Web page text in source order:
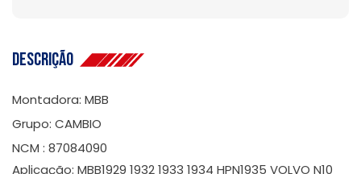
Descrição
Montadora: MBB
Grupo: CAMBIO
NCM : 87084090
Aplicação: MBB1929 1932 1933 1934 HPN1935 VOLVO N10